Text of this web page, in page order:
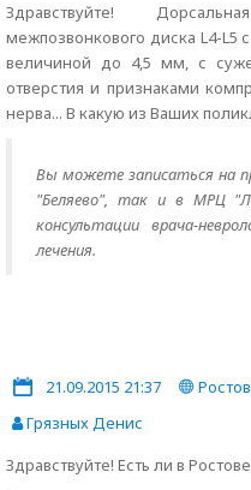
Здравствуйте!
межпозвонкового диска L4-L5
величиной до 4,5 мм, с
отверстия и признаками
нерва... В какую из Ваших
Вы можете записаться на
"Беляево", так и в МРЦ
консультации врача-
лечения.
21.09.2015 21:37
Грязных Денис
Здравствуйте! Есть ли в